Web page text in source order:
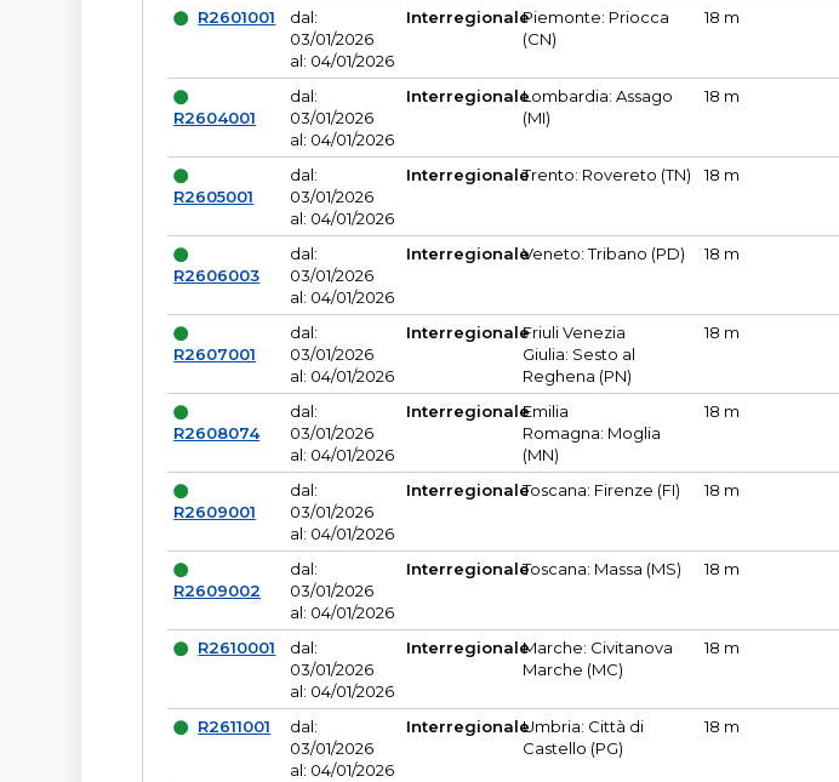
R2601001
dal:
03/01/2026
al: 04/01/2026
InterregionalePiemonte: Priocca
(CN)
18 m
R2604001
dal:
03/01/2026
al: 04/01/2026
InterregionaleLombardia: Assago
(MI)
18 m
R2605001
dal:
03/01/2026
al: 04/01/2026
InterregionaleTrento: Rovereto (TN) 18 m
R2606003
dal:
03/01/2026
al: 04/01/2026
InterregionaleVeneto: Tribano (PD) 18 m
R2607001
dal:
03/01/2026
al: 04/01/2026
InterregionaleFriuli Venezia
Giulia: Sesto al
Reghena (PN)
18 m
R2608074
dal:
03/01/2026
al: 04/01/2026
InterregionaleEmilia
Romagna: Moglia
(MN)
18 m
R2609001
dal:
03/01/2026
al: 04/01/2026
InterregionaleToscana: Firenze (FI) 18 m
R2609002
dal:
03/01/2026
al: 04/01/2026
InterregionaleToscana: Massa (MS) 18 m
R2610001
dal:
03/01/2026
al: 04/01/2026
InterregionaleMarche: Civitanova
Marche (MC)
18 m
R2611001
dal:
03/01/2026
al: 04/01/2026
InterregionaleUmbria: Città di
Castello (PG)
18 m